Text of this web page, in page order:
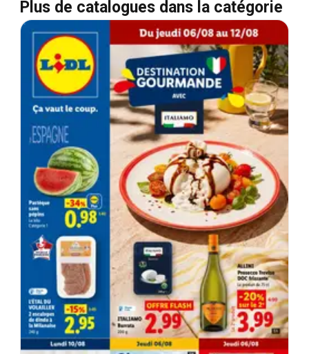
Plus de catalogues dans la catégorie